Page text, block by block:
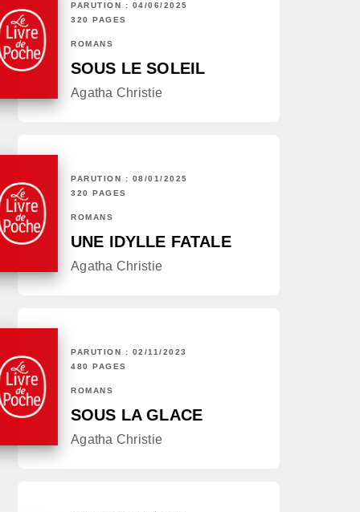
PARUTION : 04/06/2025
320 PAGES
ROMANS
SOUS LE SOLEIL
Agatha Christie
PARUTION : 08/01/2025
320 PAGES
ROMANS
UNE IDYLLE FATALE
Agatha Christie
PARUTION : 02/11/2023
480 PAGES
ROMANS
SOUS LA GLACE
Agatha Christie